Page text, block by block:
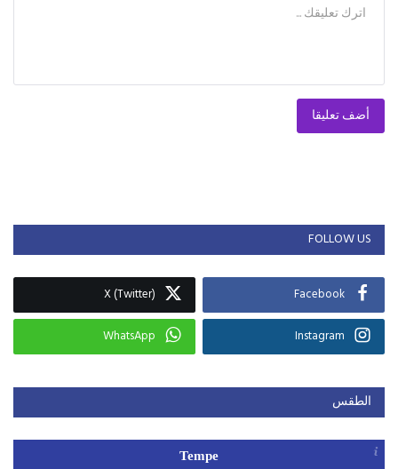
أضف تعليقا
FOLLOW US
Facebook
X (Twitter)
Instagram
WhatsApp
الطقس
Tempe